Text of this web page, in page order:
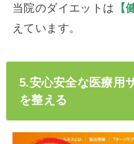
当院のダイエットは 【
えています。
5.安心安全な医療用
を整える